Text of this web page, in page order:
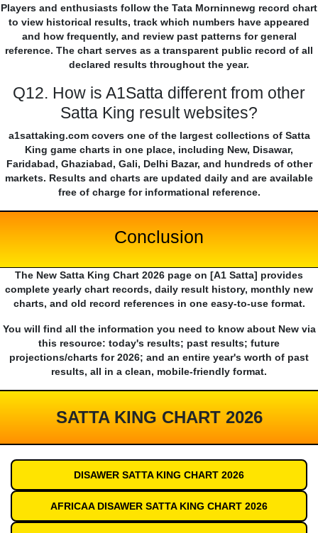
Players and enthusiasts follow the Tata Morninnewg record chart
to view historical results, track which numbers have appeared
and how frequently, and review past patterns for general
reference. The chart serves as a transparent public record of all
declared results throughout the year.
Q12. How is A1Satta different from other
Satta King result websites?
a1sattaking.com covers one of the largest collections of Satta
King game charts in one place, including New, Disawar,
Faridabad, Ghaziabad, Gali, Delhi Bazar, and hundreds of other
markets. Results and charts are updated daily and are available
free of charge for informational reference.
Conclusion
The New Satta King Chart 2026 page on [A1 Satta] provides
complete yearly chart records, daily result history, monthly new
charts, and old record references in one easy-to-use format.
You will find all the information you need to know about New via
this resource: today's results; past results; future
projections/charts for 2026; and an entire year's worth of past
results, all in a clean, mobile-friendly format.
SATTA KING CHART 2026
DISAWER SATTA KING CHART 2026
AFRICAA DISAWER SATTA KING CHART 2026